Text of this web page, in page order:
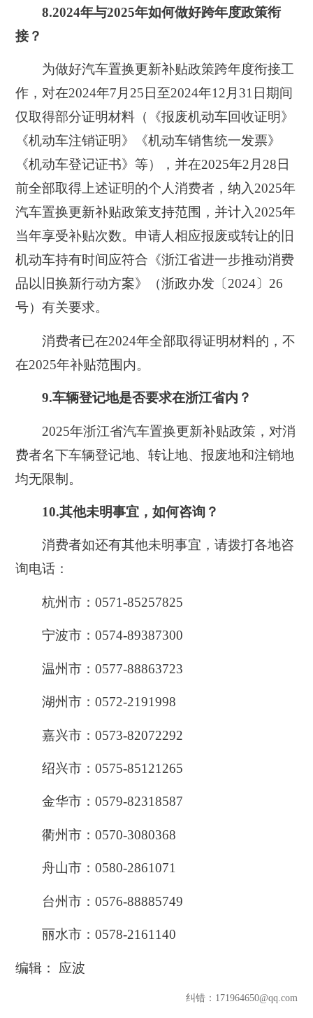
8.2024年与2025年如何做好跨年度政策衔
接？
为做好汽车置换更新补贴政策跨年度衔接工
作，对在2024年7月25日至2024年12月31日期间
仅取得部分证明材料（《报废机动车回收证明》
《机动车注销证明》《机动车销售统一发票》
《机动车登记证书》等），并在2025年2月28日
前全部取得上述证明的个人消费者，纳入2025年
汽车置换更新补贴政策支持范围，并计入2025年
当年享受补贴次数。申请人相应报废或转让的旧
机动车持有时间应符合《浙江省进一步推动消费
品以旧换新行动方案》（浙政办发〔2024〕26
号）有关要求。
消费者已在2024年全部取得证明材料的，不
在2025年补贴范围内。
9.车辆登记地是否要求在浙江省内？
2025年浙江省汽车置换更新补贴政策，对消
费者名下车辆登记地、转让地、报废地和注销地
均无限制。
10.其他未明事宜，如何咨询？
消费者如还有其他未明事宜，请拨打各地咨
询电话：
杭州市：0571-85257825
宁波市：0574-89387300
温州市：0577-88863723
湖州市：0572-2191998
嘉兴市：0573-82072292
绍兴市：0575-85121265
金华市：0579-82318587
衢州市：0570-3080368
舟山市：0580-2861071
台州市：0576-88885749
丽水市：0578-2161140
编辑： 应波
纠错：171964650@qq.com